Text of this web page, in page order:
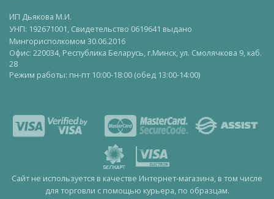
ИП Дьякова М.И.
УНП: 192671001, Свидетельство 0619641 выдано
Мингорисполкомом 30.06.2016
Офис: 220034, Республика Беларусь, г.Минск, ул. Смолячкова 9, каб.
28
Режим работы: пн-пт 10:00-18:00 (обед 13:00-14:00)
Сайт не используется в качестве Интернет-магазина, в том числе
для торговли с помощью курьера, по образцам.